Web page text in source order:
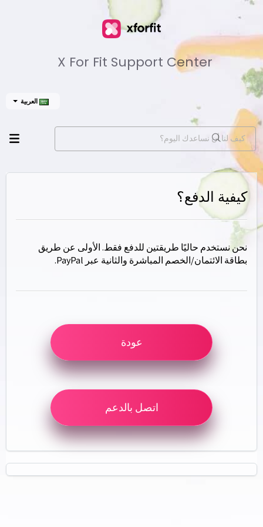
X For Fit Support Center
العربية
كيفية الدفع؟
نحن نستخدم حاليًا طريقتين للدفع فقط. الأولى عن طريق
بطاقة الائتمان/الخصم المباشرة والثانية عبر PayPal.
عودة
اتصل بالدعم